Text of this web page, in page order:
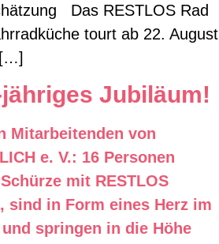
Das RESTLOS Rad
tourt ab 22. August
[…]
Jubiläum!